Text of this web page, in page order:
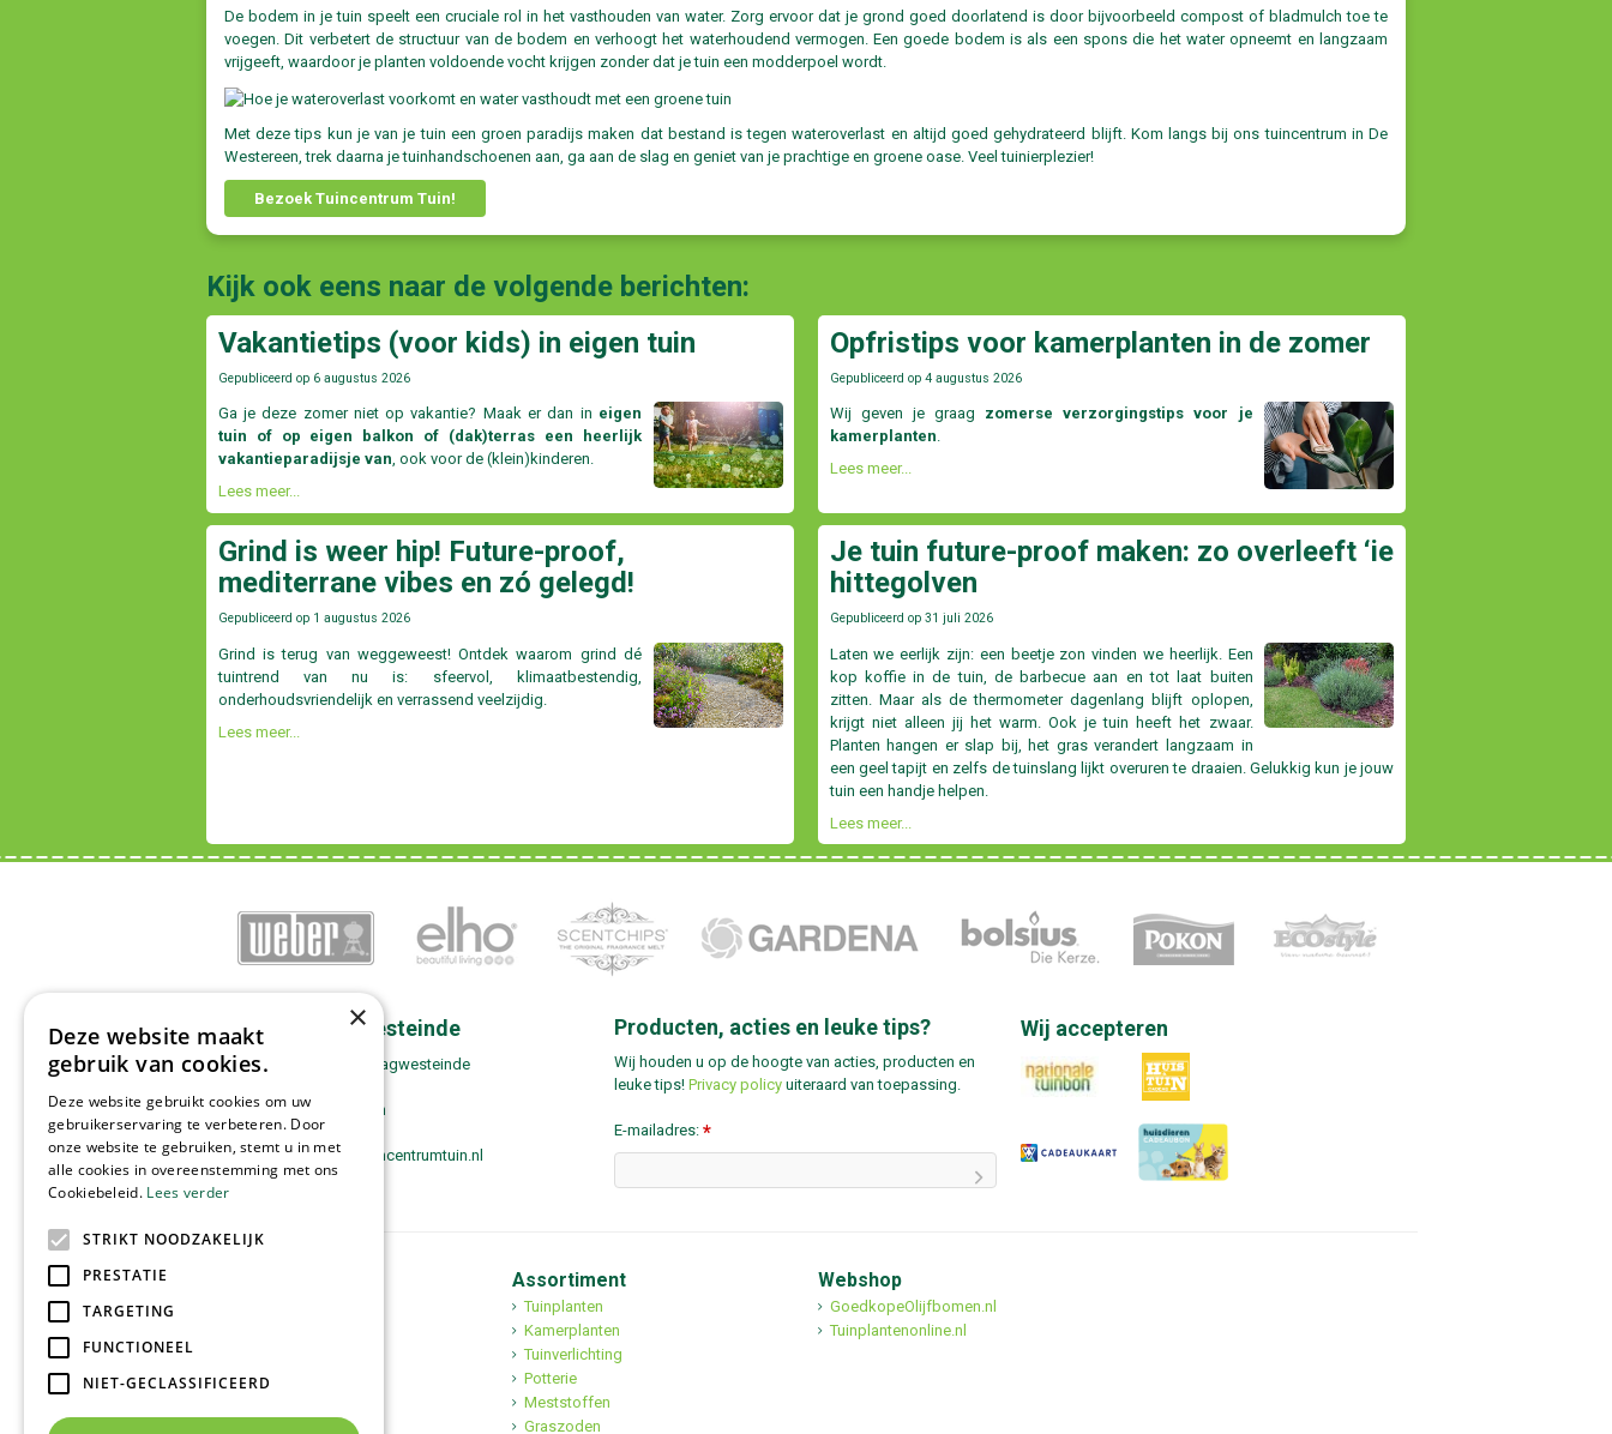
De bodem in je tuin speelt een cruciale rol in het vasthouden van water. Zorg ervoor dat je grond goed doorlatend is door bijvoorbeeld compost of bladmulch toe te
voegen. Dit verbetert de structuur van de bodem en verhoogt het waterhoudend vermogen. Een goede bodem is als een spons die het water opneemt en langzaam
vrijgeeft, waardoor je planten voldoende vocht krijgen zonder dat je tuin een modderpoel wordt.
Met deze tips kun je van je tuin een groen paradijs maken dat bestand is tegen wateroverlast en altijd goed gehydrateerd blijft. Kom langs bij ons tuincentrum in De
Westereen, trek daarna je tuinhandschoenen aan, ga aan de slag en geniet van je prachtige en groene oase. Veel tuinierplezier!
Bezoek Tuincentrum Tuin!
Kijk ook eens naar de volgende berichten:
Vakantietips (voor kids) in eigen tuin
Gepubliceerd op 6 augustus 2026
Ga je deze zomer niet op vakantie? Maak er dan in eigen
tuin of op eigen balkon of (dak)terras een heerlijk
vakantieparadijsje van, ook voor de (klein)kinderen.
Lees meer...
Opfristips voor kamerplanten in de zomer
Gepubliceerd op 4 augustus 2026
Wij geven je graag zomerse verzorgingstips voor je
kamerplanten.
Lees meer...
Grind is weer hip! Future-proof,
mediterrane vibes en zó gelegd!
Gepubliceerd op 1 augustus 2026
Grind is terug van weggeweest! Ontdek waarom grind dé
tuintrend van nu is: sfeervol, klimaatbestendig,
onderhoudsvriendelijk en verrassend veelzijdig.
Lees meer...
Je tuin future-proof maken: zo overleeft ‘ie
hittegolven
Gepubliceerd op 31 juli 2026
Laten we eerlijk zijn: een beetje zon vinden we heerlijk. Een
kop koffie in de tuin, de barbecue aan en tot laat buiten
zitten. Maar als de thermometer dagenlang blijft oplopen,
krijgt niet alleen jij het warm. Ook je tuin heeft het zwaar.
Planten hangen er slap bij, het gras verandert langzaam in
een geel tapijt en zelfs de tuinslang lijkt overuren te draaien. Gelukkig kun je jouw
tuin een handje helpen.
Lees meer...
Contact Zwaagwesteinde
Tuincentrum Tuin! Zwaagwesteinde
9271 VH De Westereen
0511-443180
zwaagwesteinde@tuincentrumtuin.nl
Producten, acties en leuke tips?
Wij houden u op de hoogte van acties, producten en
leuke tips! Privacy policyuiteraard van toepassing.
E-mailadres: *
Wij accepteren
Kerst
Assortiment
Tuinplanten
Kamerplanten
Tuinverlichting
Potterie
Meststoffen
Graszoden
Webshop
GoedkopeOlijfbomen.nl
Tuinplantenonline.nl
×
Deze website maakt
gebruik van cookies.
Deze website gebruikt cookies om uw
gebruikerservaring te verbeteren. Door
onze website te gebruiken, stemt u in met
alle cookies in overeenstemming met ons
Cookiebeleid. Lees verder
STRIKT NOODZAKELIJK
PRESTATIE
TARGETING
FUNCTIONEEL
NIET-GECLASSIFICEERD